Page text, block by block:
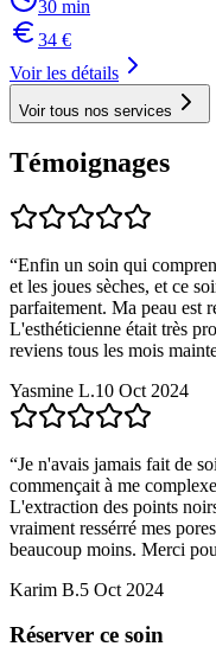
30 min
34 €
Voir les détails
Voir tous nos services
Témoignages
“Enfin un soin qui
et les joues sèches, et ce
parfaitement. Ma peau est
L'esthéticienne était très
reviens tous les mois
Yasmine L.10 Oct 2024
“Je n'avais jamais fait de
commençait à me
L'extraction des points
vraiment ressérré mes
beaucoup moins. Merci
Karim B.5 Oct 2024
Réserver ce soin